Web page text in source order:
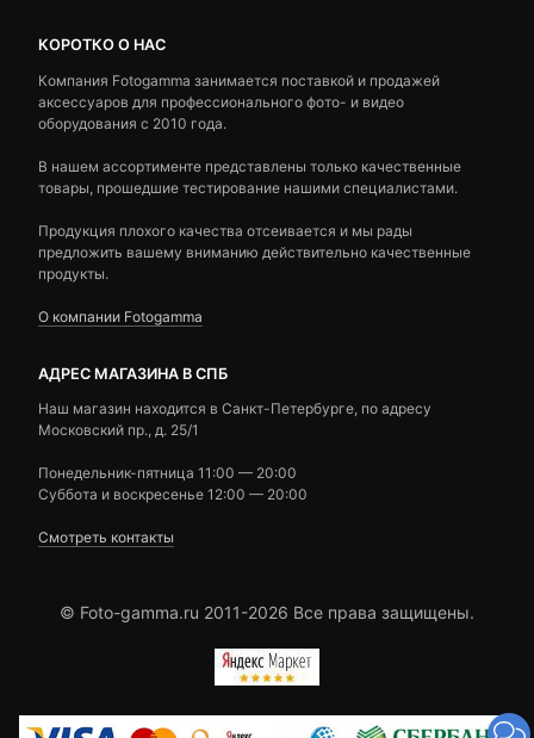
КОРОТКО О НАС
Компания Fotogamma занимается поставкой и продажей
аксессуаров для профессионального фото- и видео
оборудования с 2010 года.
В нашем ассортименте представлены только качественные
товары, прошедшие тестирование нашими специалистами.
Продукция плохого качества отсеивается и мы рады
предложить вашему вниманию действительно качественные
продукты.
О компании Fotogamma
АДРЕС МАГАЗИНА В СПБ
Наш магазин находится в Санкт-Петербурге, по адресу
Московский пр., д. 25/1
Понедельник-пятница 11:00 — 20:00
Суббота и воскресенье 12:00 — 20:00
Смотреть контакты
© Foto-gamma.ru 2011-2026 Все права защищены.